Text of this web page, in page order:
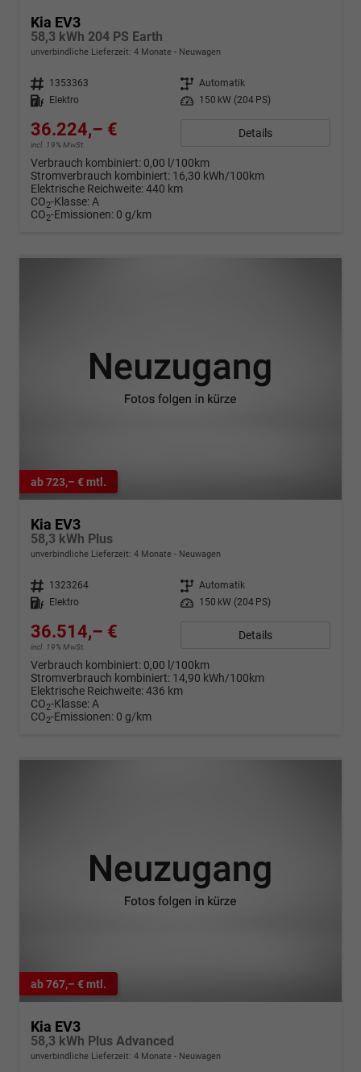
Kia EV3
58,3 kWh 204 PS Earth
unverbindliche Lieferzeit: 4 Monate Neuwagen
Fahrzeugnr. 1353363 Getriebe Automatik
Kraftstoff
Elektro Leistung 150 kW (204 PS)
36.224,– €
incl. 19% MwSt.
Details
Verbrauch kombiniert: 0,00 l/100km
Stromverbrauch kombiniert: 16,30 kWh/100km
Elektrische Reichweite:440 km
CO2-Klasse:A
CO2-Emissionen: 0 g/km
ab 723,– € mtl.
Kia EV3
58,3 kWh Plus
unverbindliche Lieferzeit: 4 Monate Neuwagen
Fahrzeugnr. 1323264 Getriebe Automatik
Kraftstoff
Elektro Leistung 150 kW (204 PS)
36.514,– €
incl. 19% MwSt.
Details
Verbrauch kombiniert: 0,00 l/100km
Stromverbrauch kombiniert: 14,90 kWh/100km
Elektrische Reichweite:436 km
CO2-Klasse:A
CO2-Emissionen: 0 g/km
ab 767,– € mtl.
Kia EV3
58,3 kWh Plus Advanced
unverbindliche Lieferzeit: 4 Monate Neuwagen